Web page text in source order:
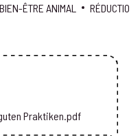
BIEN-ÊTRE ANIMAL RÉDUCTION
Praktiken.pdf